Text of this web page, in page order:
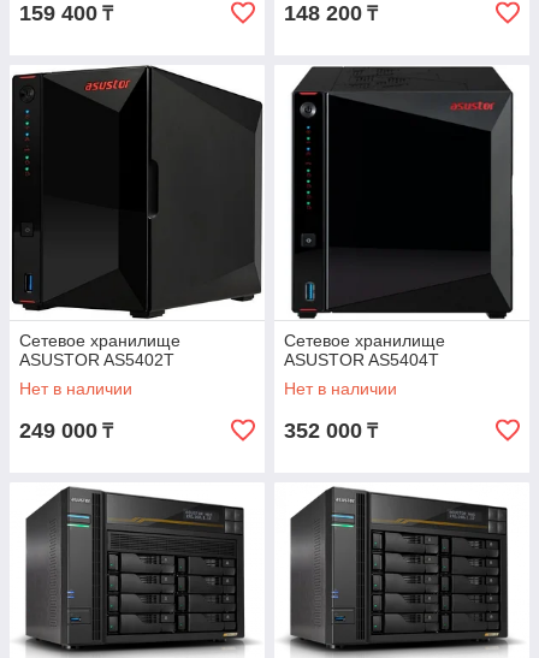
159 400 ₸ 148 200 ₸
Сетевое хранилище
ASUSTOR AS5402T
Нет в наличии
249 000 ₸
Сетевое хранилище
ASUSTOR AS5404T
Нет в наличии
352 000 ₸